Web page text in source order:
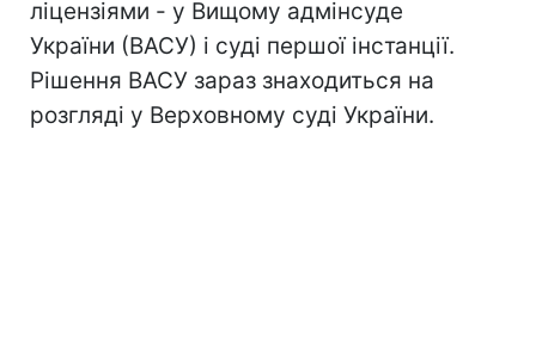
ліцензіями - у Вищому адмінсуде
України (ВАСУ) і суді першої інстанції.
Рішення ВАСУ зараз знаходиться на
розгляді у Верховному суді України.